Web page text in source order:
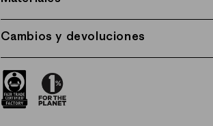
Cambios y devoluciones